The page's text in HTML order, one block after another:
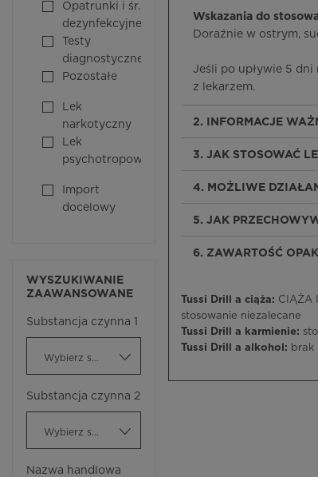
Opatrunki i śr.
dezynfekcyjne
Testy
diagnostyczne
Pozostałe
Lek
narkotyczny
Lek
psychotropowy
Import
docelowy
WYSZUKIWANIE
ZAAWANSOWANE
Substancja czynna 1
Substancja czynna 2
Nazwa handlowa
Wskazania do
Doraźnie w ostrym,
Jeśli po upływie 5
z lekarzem.
2. INFORMACJE
3. JAK STOSOWAĆ
4. MOŻLIWE
5. JAK
6. ZAWARTOŚĆ
Tussi Drill a ciąża: CIĄŻA
stosowanie niezalecane
Tussi Drill a karmienie:
Tussi Drill a alkohol: brak